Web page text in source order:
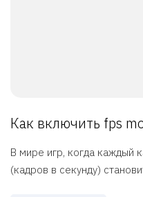
Как включить fps
В мире игр, когда каждый
(кадров в секунду)